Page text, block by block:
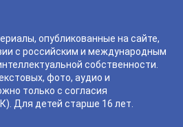
опубликованные на сайте,
с российским и международным
собственности.
фото, аудио и
только с согласия
Для детей старше 16 лет.